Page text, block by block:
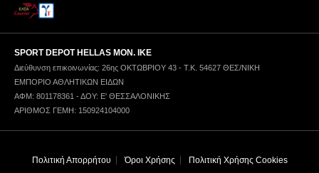
SPORT DEPOT HELLAS ΜΟΝ. ΙΚΕ
Διεύθυνση επικοινωνίας: 26ης ΟΚΤΩΒΡΙΟΥ 43 - Τ.Κ. 54627 ΘΕΣ/ΝΙΚΗ
ΕΜΠΟΡΙΟ ΑΘΛΗΤΙΚΩΝ ΕΙΔΩΝ
ΑΦΜ: 801178361 - ΔΟΥ: Ε' ΘΕΣΣΑΛΟΝΙΚΗΣ
ΑΡΙΘΜΟΣ ΓΕΜΗ: 150924104000
Πολιτική Απορρήτου Όροι Χρήσης Πολιτική Χρήσης Cookies